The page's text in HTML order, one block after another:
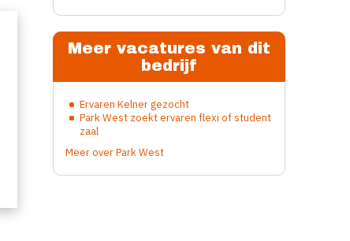
Meer vacatures van dit
bedrijf
Ervaren Kelner gezocht
Park West zoekt ervaren flexi of student
zaal
Meer over Park West